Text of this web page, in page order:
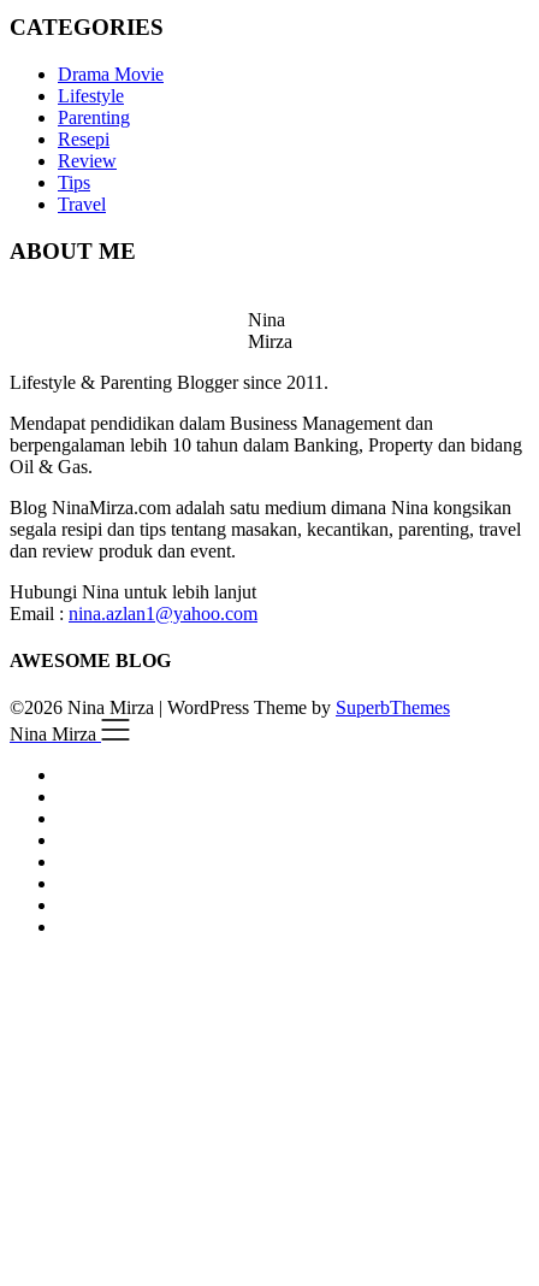
CATEGORIES
Drama Movie
Lifestyle
Parenting
Resepi
Review
Tips
Travel
ABOUT ME
Nina
Mirza
Lifestyle & Parenting Blogger since 2011.
Mendapat pendidikan dalam Business Management dan
berpengalaman lebih 10 tahun dalam Banking, Property dan bidang
Oil & Gas.
Blog NinaMirza.com adalah satu medium dimana Nina kongsikan
segala resipi dan tips tentang masakan, kecantikan, parenting, travel
dan review produk dan event.
Hubungi Nina untuk lebih lanjut
Email : nina.azlan1@yahoo.com
AWESOME BLOG
©2026 Nina Mirza | WordPress Theme by SuperbThemes
Nina Mirza